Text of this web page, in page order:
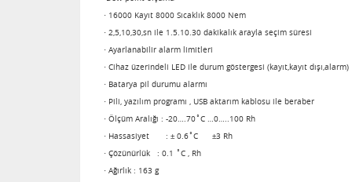
· 16000 Kayıt 8000 Sıcaklık 8000 Nem
· 2,5,10,30,sn ile 1.5.10.30 dakikalık arayla seçim süresi
· Ayarlanabilir alarm limitleri
· Cihaz üzerindeli LED ile durum göstergesi (kayıt,kayıt dışı,alarm)
· Batarya pil durumu alarmı
· Pili, yazılım programı , USB aktarım kablosu ile beraber
· Ölçüm Aralığı : -20….70˚C …0…..100 Rh
· Hassasiyet : ± 0.6˚C ±3 Rh
· Çözünürlük : 0.1 ˚C , Rh
· Ağırlık : 163 g